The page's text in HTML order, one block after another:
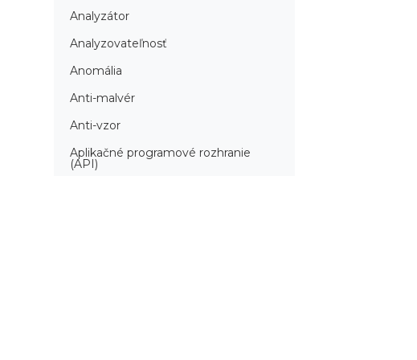
Analyzátor
Analyzovateľnosť
Anomália
Anti-malvér
Anti-vzor
Aplikačné programové rozhranie
(API)